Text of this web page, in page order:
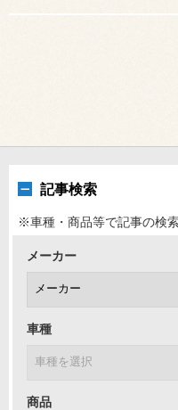
記事検索
※車種・商品等で記事の検
メーカー
車種
商品